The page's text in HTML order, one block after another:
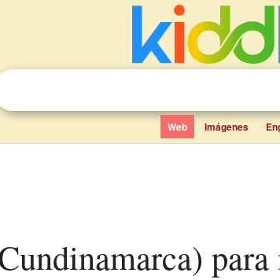
Web Imágenes